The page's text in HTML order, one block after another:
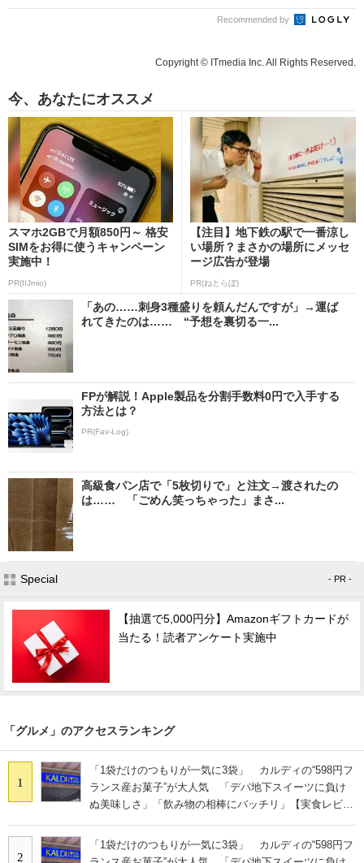
Recommended by
Copyright © ITmedia Inc. All Rights Reserved.
今、あなたにオススメ
スマホ2GBで月額850円～ 格安
SIMをお得に使うキャンペーン
実施中！
PR(IIJmio)
【注目】地下鉄の駅で一番涼し
い場所？まさかの場所にメッセ
ージ広告が登場
PR(ねとらぼ)
「あの……刺身3種盛りを頼んだんですが」→運ば
れてきたのは…… “予想を裏切る一...
FPが解説！Apple製品を分割手数料0円で入手する
方法とは？
PR(Fav-Log)
高級食パン店で「5枚切りで」と注文→渡されたの
は…… 「ごめん笑っちゃった」まさ...
Special - PR -
【抽選で5,000円分】Amazonギフトカードが
当たる！読者アンケート実施中
「グルメ」のアクセスランキング
1
「1袋だけのつもりが一気に3袋」 カルディの“598円フ
ランス産お菓子”が大人気 「デパ地下スイーツに負け
ぬ美味しさ」「飲み物の相棒にバッチリ」【実食レビュ
2
「1袋だけのつもりが一気に3袋」 カルディの“598円フ